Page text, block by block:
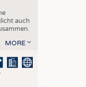
auch
MORE